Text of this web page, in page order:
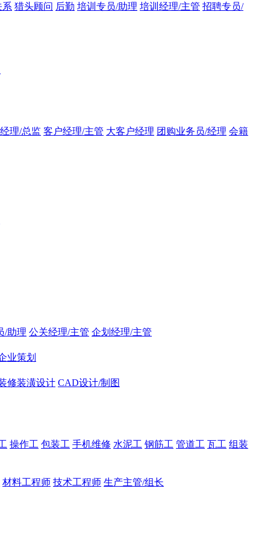
系 猎头顾问 后勤 培训专员/助理 培训经理/主管 招聘专员/
理/总监 客户经理/主管 大客户经理 团购业务员/经理 会籍
/助理 公关经理/主管 企划经理/主管
业策划
修装潢设计 CAD设计/制图
操作工 包装工 手机维修 水泥工 钢筋工 管道工 瓦工 组装
材料工程师 技术工程师 生产主管/组长